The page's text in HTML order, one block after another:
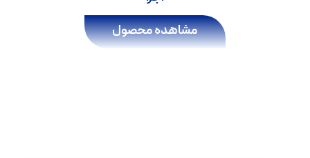
مشاهده محصول